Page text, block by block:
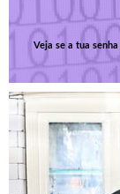
Veja se a tua